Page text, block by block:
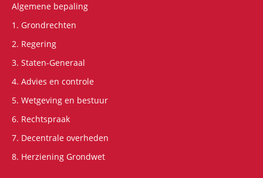
Algemene bepaling
1. Grondrechten
2. Regering
3. Staten-Generaal
4. Advies en controle
5. Wetgeving en bestuur
6. Rechtspraak
7. Decentrale overheden
8. Herziening Grondwet